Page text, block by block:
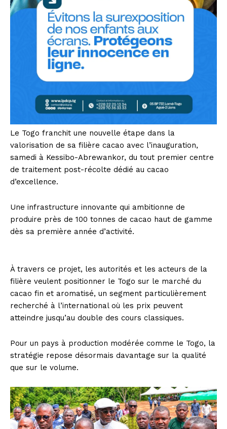
Le Togo franchit une nouvelle étape dans la
valorisation de sa filière cacao avec l’inauguration,
samedi à Kessibo-Abrewankor, du tout premier centre
de traitement post-récolte dédié au cacao
d’excellence.
Une infrastructure innovante qui ambitionne de
produire près de 100 tonnes de cacao haut de gamme
dès sa première année d’activité.
À travers ce projet, les autorités et les acteurs de la
filière veulent positionner le Togo sur le marché du
cacao fin et aromatisé, un segment particulièrement
recherché à l’international où les prix peuvent
atteindre jusqu’au double des cours classiques.
Pour un pays à production modérée comme le Togo, la
stratégie repose désormais davantage sur la qualité
que sur le volume.